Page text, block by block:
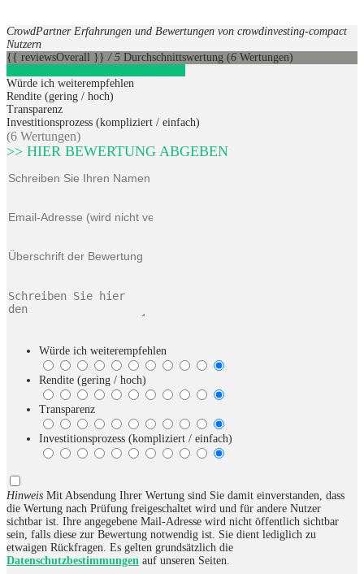
CrowdPartner Erfahrungen und Bewertungen von crowdinvesting-compact
Nutzern
{{ reviewsOverall }} / 5 Durchschnittswertung (6 Wertungen)
Würde ich weiterempfehlen
Rendite (gering / hoch)
Transparenz
Investitionsprozess (kompliziert / einfach)
(6 Wertungen)
>> HIER BEWERTUNG ABGEBEN
Würde ich weiterempfehlen
Rendite (gering / hoch)
Transparenz
Investitionsprozess (kompliziert / einfach)
Hinweis Mit Absendung Ihrer Wertung sind Sie damit einverstanden, dass
die Wertung nach Prüfung freigeschaltet wird und für andere Nutzer
sichtbar ist. Ihre angegebene Mail-Adresse wird nicht öffentlich sichtbar
sein, falls diese zur Bewertung notwendig ist. Sie dient lediglich zu
etwaigen Rückfragen. Es gelten grundsätzlich die
Datenschutzbestimmungen auf unseren Seiten.